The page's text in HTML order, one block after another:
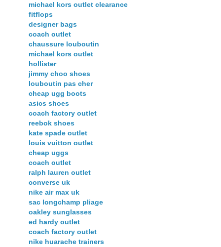
michael kors outlet clearance
fitflops
designer bags
coach outlet
chaussure louboutin
michael kors outlet
hollister
jimmy choo shoes
louboutin pas cher
cheap ugg boots
asics shoes
coach factory outlet
reebok shoes
kate spade outlet
louis vuitton outlet
cheap uggs
coach outlet
ralph lauren outlet
converse uk
nike air max uk
sac longchamp pliage
oakley sunglasses
ed hardy outlet
coach factory outlet
nike huarache trainers